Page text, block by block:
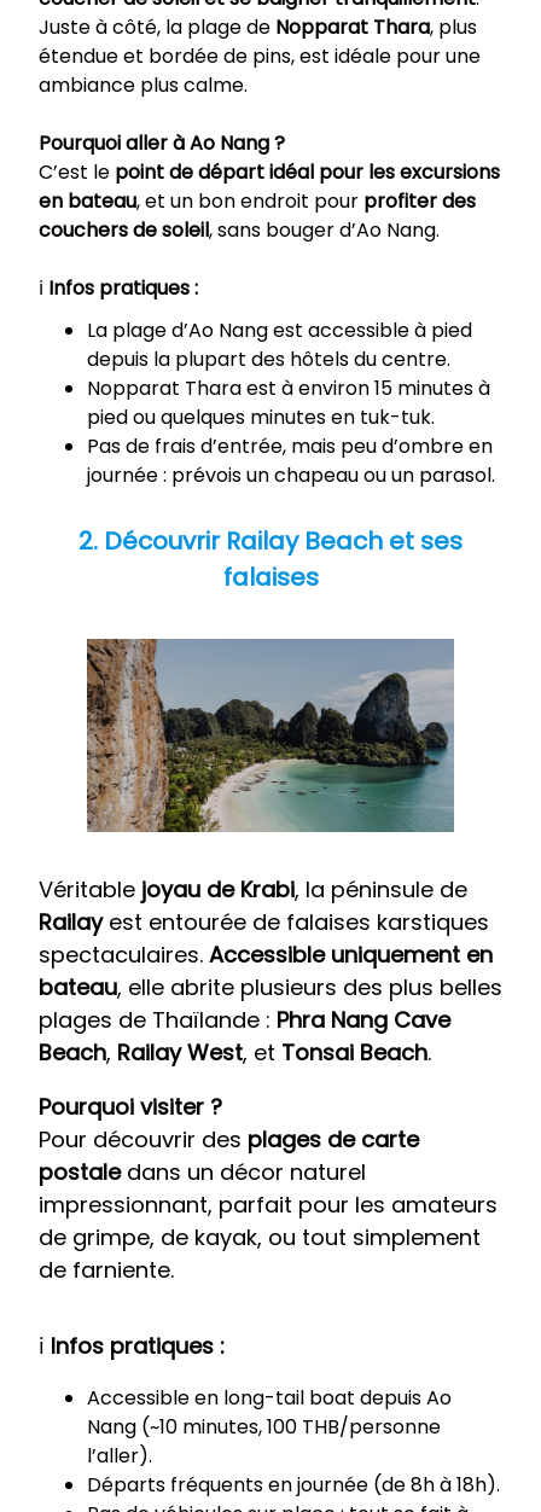
Juste à côté, la plage de Nopparat Thara, plus
étendue et bordée de pins, est idéale pour une
ambiance plus calme.
Pourquoi aller à Ao Nang ?
C’est le point de départ idéal pour les excursions
en bateau, et un bon endroit pour profiter des
couchers de soleil, sans bouger d’Ao Nang.
ℹ️ Infos pratiques :
La plage d’Ao Nang est accessible à pied
depuis la plupart des hôtels du centre.
Nopparat Thara est à environ 15 minutes à
pied ou quelques minutes en tuk-tuk.
Pas de frais d’entrée, mais peu d’ombre en
journée : prévois un chapeau ou un parasol.
2. Découvrir Railay Beach et ses
falaises
Véritable joyau de Krabi, la péninsule de
Railayest entourée de falaises karstiques
spectaculaires. Accessible uniquement en
bateau, elle abrite plusieurs des plus belles
plages de Thaïlande : Phra Nang Cave
Beach, Railay West, et Tonsai Beach.
Pourquoi visiter ?
Pour découvrir des plages de carte
postale dans un décor naturel
impressionnant, parfait pour les amateurs
de grimpe, de kayak, ou tout simplement
de farniente.
ℹ️ Infos pratiques :
Accessible en long-tail boat depuis Ao
Nang (~10 minutes, 100 THB/personne
l’aller).
Départs fréquents en journée (de 8h à 18h).